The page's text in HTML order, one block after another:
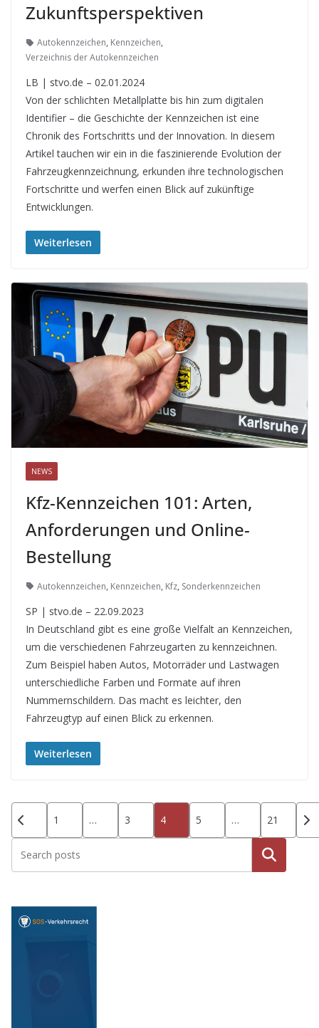
Zukunftsperspektiven
Autokennzeichen, Kennzeichen,
Verzeichnis der Autokennzeichen
LB | stvo.de – 02.01.2024
Von der schlichten Metallplatte bis hin zum digitalen
Identifier – die Geschichte der Kennzeichen ist eine
Chronik des Fortschritts und der Innovation. In diesem
Artikel tauchen wir ein in die faszinierende Evolution der
Fahrzeugkennzeichnung, erkunden ihre technologischen
Fortschritte und werfen einen Blick auf zukünftige
Entwicklungen.
Weiterlesen
NEWS
Kfz-Kennzeichen 101: Arten,
Anforderungen und Online-
Bestellung
Autokennzeichen, Kennzeichen, Kfz, Sonderkennzeichen
SP | stvo.de – 22.09.2023
In Deutschland gibt es eine große Vielfalt an Kennzeichen,
um die verschiedenen Fahrzeugarten zu kennzeichnen.
Zum Beispiel haben Autos, Motorräder und Lastwagen
unterschiedliche Farben und Formate auf ihren
Nummernschildern. Das macht es leichter, den
Fahrzeugtyp auf einen Blick zu erkennen.
Weiterlesen
der
Beiträge
1 … 3 4 5 … 21
Suche